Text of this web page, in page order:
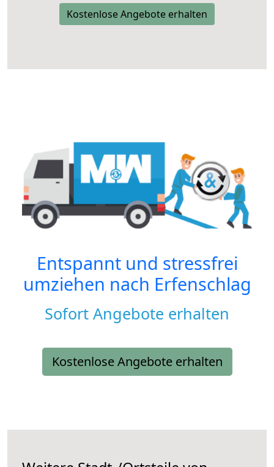
Kostenlose Angebote erhalten
Entspannt und stressfrei
umziehen nach Erfenschlag
Sofort Angebote erhalten
Kostenlose Angebote erhalten